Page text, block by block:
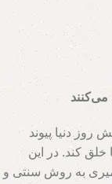
می‌کنند
روز دنیا پیوند
کند. در این
به روش سنتی و